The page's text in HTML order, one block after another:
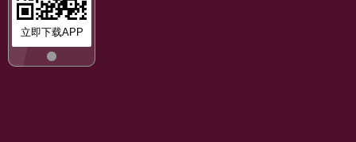
立即下载APP